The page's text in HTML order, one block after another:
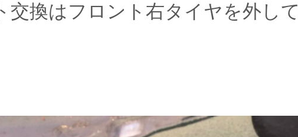
交換はフロント右タイヤを外して